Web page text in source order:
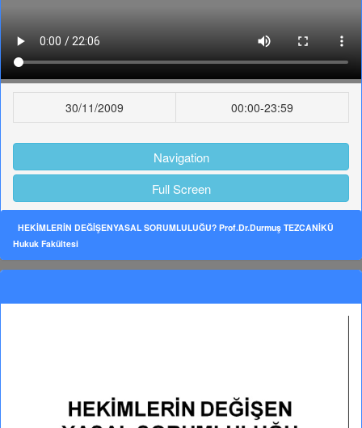
30/11/2009 00:00-23:59
Navigation
Full Screen
HEKİMLERİN DEĞİŞENYASAL SORUMLULUĞU? Prof.Dr.Durmuş TEZCANİKÜ
Hukuk Fakültesi